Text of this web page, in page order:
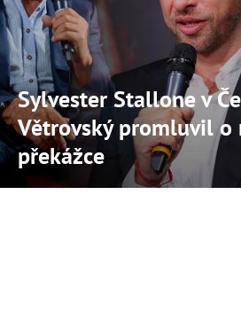
Sylvester Stallone v
Větrovský promluvil o
překážce